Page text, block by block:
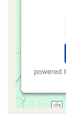
powered